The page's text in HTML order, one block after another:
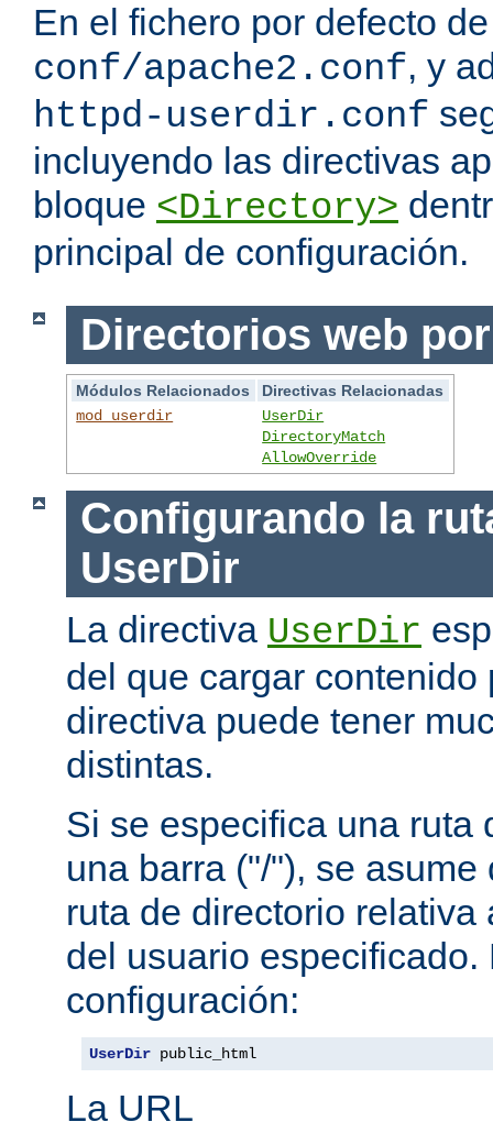
En el fichero por defecto
conf/apache2.conf, y
httpd-userdir.conf
incluyendo las directivas
bloque <Directory>
principal de configuración.
Directorios web
Módulos Relacionados
Directivas Relacionadas
mod_userdir
UserDir
DirectoryMatch
AllowOverride
Configurando la
UserDir
La directiva UserDir
del que cargar contenido
directiva puede tener
distintas.
Si se especifica una ruta
una barra ("/"), se
ruta de directorio relativa
del usuario especificado.
configuración:
UserDir public_html
La URL